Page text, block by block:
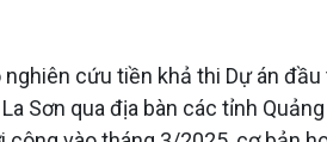
cứu tiền khả thi Dự án
Sơn qua địa bàn các tỉnh